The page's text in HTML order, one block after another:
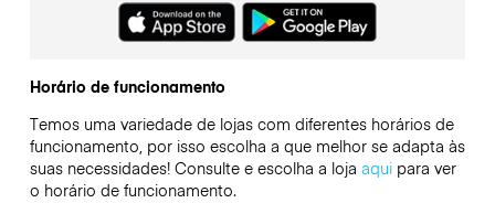
Horário de funcionamento
Temos uma variedade de lojas com diferentes horários de
funcionamento, por isso escolha a que melhor se adapta às
suas necessidades! Consulte e escolha a loja aquipara ver
o horário de funcionamento.